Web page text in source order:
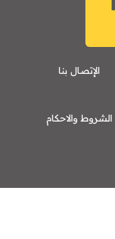
الإتصال بنا
الشروط والاحكام